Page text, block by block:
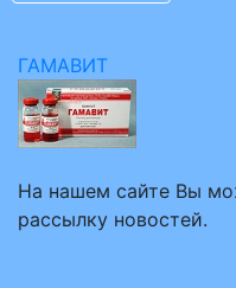
ГАМАВИТ
На нашем сайте Вы
рассылку новостей.